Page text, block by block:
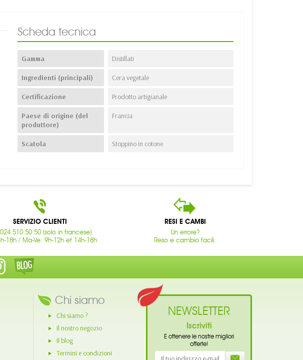
Scheda tecnica
Gamma Distillati
Ingredienti (principali) Cera vegetale
Certificazione Prodotto artigianale
Paese di origine (del
produttore)
Francia
Scatola Stoppino in cotone
SERVIZIO CLIENTI
510 50 50 (solo in francese)
18h / Ma-Ve: 9h-12h et 14h-18h
RESI E CAMBI
Un errore?
Reso e cambio facili.
Chi siamo
Chi siamo ?
Il nostro negozio
Il blog
Termini e condizioni
NEWSLETTER
Iscriviti
E ottenere le nostre migliori
offerte!